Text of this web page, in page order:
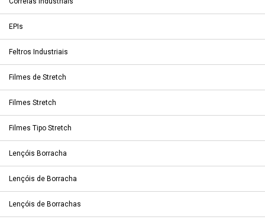
EPIs
Feltros Industriais
Filmes de Stretch
Filmes Stretch
Filmes Tipo Stretch
Lençóis Borracha
Lençóis de Borracha
Lençóis de Borrachas